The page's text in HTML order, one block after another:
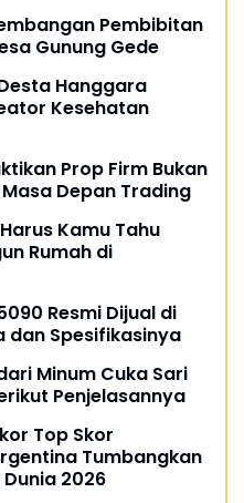
Pembibitan
Gunung Gede
Hanggara
Kesehatan
Prop Firm Bukan
Depan Trading
Kamu Tahu
Rumah di
Resmi Dijual di
dan Spesifikasinya
Minum Cuka Sari
Penjelasannya
Top Skor
Tumbangkan
2026